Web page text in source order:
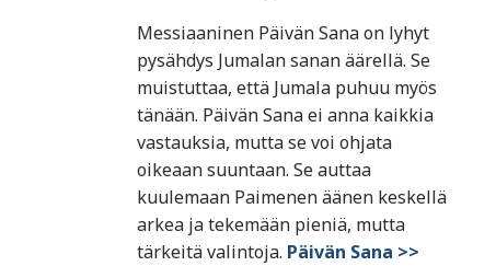
Messiaaninen Päivän Sana on lyhyt
pysähdys Jumalan sanan äärellä. Se
muistuttaa, että Jumala puhuu myös
tänään. Päivän Sana ei anna kaikkia
vastauksia, mutta se voi ohjata
oikeaan suuntaan. Se auttaa
kuulemaan Paimenen äänen keskellä
arkea ja tekemään pieniä, mutta
tärkeitä valintoja. Päivän Sana >>